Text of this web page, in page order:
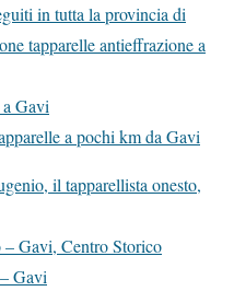
in tutta la provincia di
tapparelle antieffrazione a
Gavi
a pochi km da Gavi
il tapparellista onesto,
– Gavi, Centro Storico
Gavi